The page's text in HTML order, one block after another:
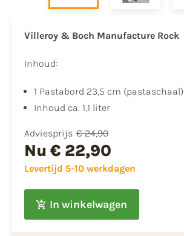
Villeroy & Boch Manufacture Rock
Inhoud:
1 Pastabord 23,5 cm (pastaschaal)
Inhoud ca. 1,1 liter
Adviesprijs € 24,90
Nu € 22,90
Levertijd 5-10 werkdagen
In winkelwagen